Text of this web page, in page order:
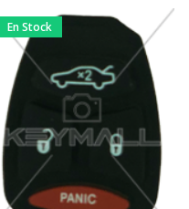
En Stock